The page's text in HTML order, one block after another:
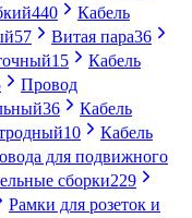
440
Кабель
57 Витая пара36
15
Кабель
Провод
36
Кабель
10
Кабель
для подвижного
сборки229
Рамки для розеток и